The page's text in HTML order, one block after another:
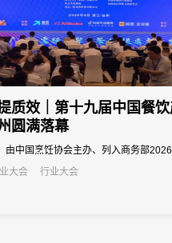
质效｜第十九届中国餐
圆满落幕
中国烹饪协会主办、列入商务部
费活动的第十九届中国餐饮产业发展大
议中心圆满举办。
大会
行业大会